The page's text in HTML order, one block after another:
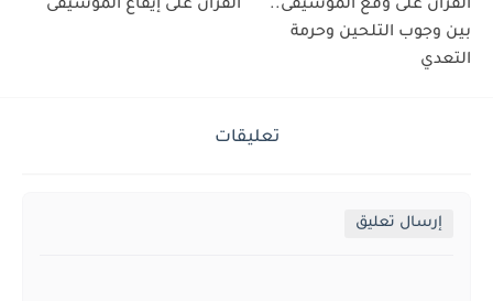
القرآن على وقع الموسيقى..
بين وجوب التلحين وحرمة
التعدي
القرآن على إيقاع الموسيقى
تعليقات
إرسال تعليق